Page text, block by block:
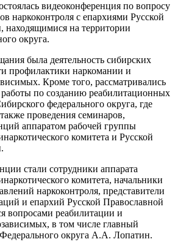
видеоконференция по вопросу
наркоконтроля с епархиями Русской
находящимися на территории
округа.
была деятельность сибирских
профилактики наркомании и
Кроме того, рассматривались
по созданию реабилитационных
федерального округа, где
проведения семинаров,
аппаратом рабочей группы
комитета и Русской
стали сотрудники аппарата
комитета, начальники
наркоконтроля, представители
и епархий Русской Православной
вопросами реабилитации и
в том числе главный
округа А.А. Лопатин.